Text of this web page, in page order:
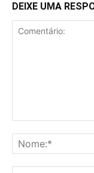
DEIXE UMA